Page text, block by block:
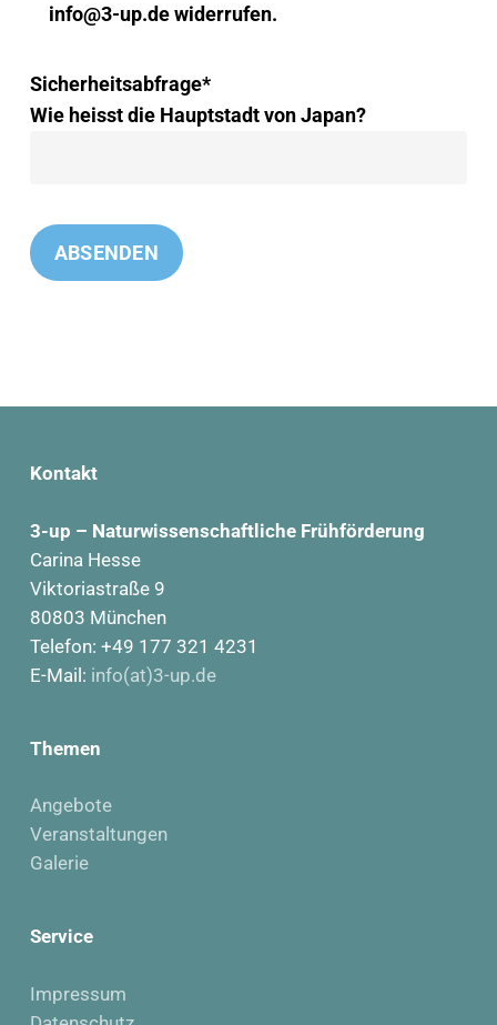
info@3-up.de widerrufen.
Sicherheitsabfrage*
Wie heisst die Hauptstadt von Japan?
Kontakt
3-up – Naturwissenschaftliche Frühförderung
Carina Hesse
Viktoriastraße 9
80803 München
Telefon: +49 177 321 4231
E-Mail: info(at)3-up.de
Themen
Angebote
Veranstaltungen
Galerie
Service
Impressum